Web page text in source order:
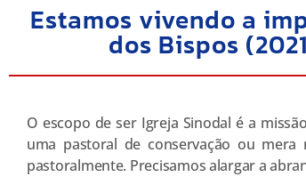
Estamos vivendo a
dos Bispos
O escopo de ser Igreja Sinodal é a
uma pastoral de conservação ou
pastoralmente. Precisamos alargar a